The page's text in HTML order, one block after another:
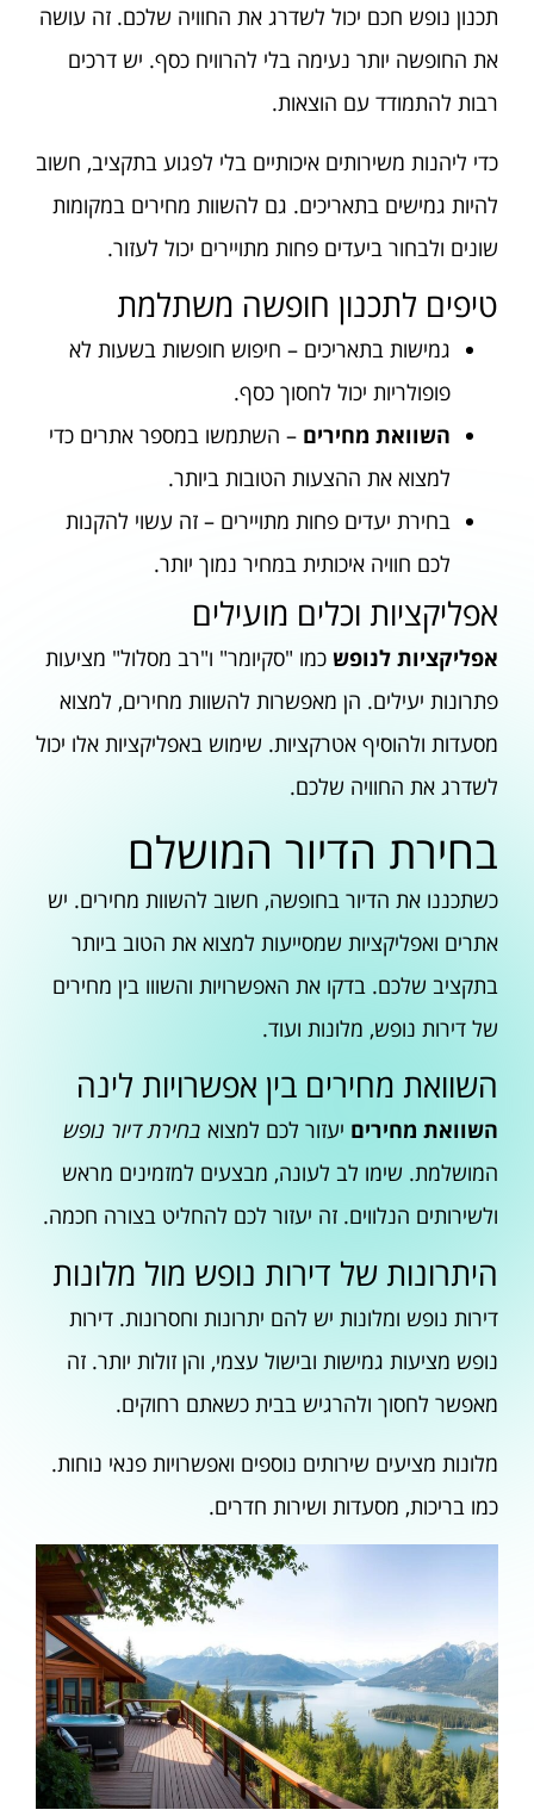
תכנון נופש חכם יכול לשדרג את החוויה שלכם. זה עושה
את החופשה יותר נעימה בלי להרוויח כסף. יש דרכים
רבות להתמודד עם הוצאות.
כדי ליהנות משירותים איכותיים בלי לפגוע בתקציב, חשוב
להיות גמישים בתאריכים. גם להשוות מחירים במקומות
שונים ולבחור ביעדים פחות מתויירים יכול לעזור.
טיפים לתכנון חופשה משתלמת
גמישות בתאריכים – חיפוש חופשות בשעות לא
פופולריות יכול לחסוך כסף.
השוואת מחירים – השתמשו במספר אתרים כדי
למצוא את ההצעות הטובות ביותר.
בחירת יעדים פחות מתויירים – זה עשוי להקנות
לכם חוויה איכותית במחיר נמוך יותר.
אפליקציות וכלים מועילים
אפליקציות לנופש כמו "סקיומר" ו"רב מסלול" מציעות
פתרונות יעילים. הן מאפשרות להשוות מחירים, למצוא
מסעדות ולהוסיף אטרקציות. שימוש באפליקציות אלו יכול
לשדרג את החוויה שלכם.
בחירת הדיור המושלם
כשתכננו את הדיור בחופשה, חשוב להשוות מחירים. יש
אתרים ואפליקציות שמסייעות למצוא את הטוב ביותר
בתקציב שלכם. בדקו את האפשרויות והשווו בין מחירים
של דירות נופש, מלונות ועוד.
השוואת מחירים בין אפשרויות לינה
השוואת מחירים יעזור לכם למצוא בחירת דיור נופש
המושלמת. שימו לב לעונה, מבצעים למזמינים מראש
ולשירותים הנלווים. זה יעזור לכם להחליט בצורה חכמה.
היתרונות של דירות נופש מול מלונות
דירות נופש ומלונות יש להם יתרונות וחסרונות. דירות
נופש מציעות גמישות ובישול עצמי, והן זולות יותר. זה
מאפשר לחסוך ולהרגיש בבית כשאתם רחוקים.
מלונות מציעים שירותים נוספים ואפשרויות פנאי נוחות.
כמו בריכות, מסעדות ושירות חדרים.